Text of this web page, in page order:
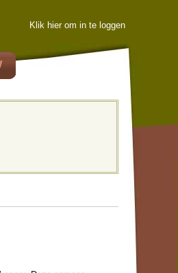
Klik hier om in te loggen